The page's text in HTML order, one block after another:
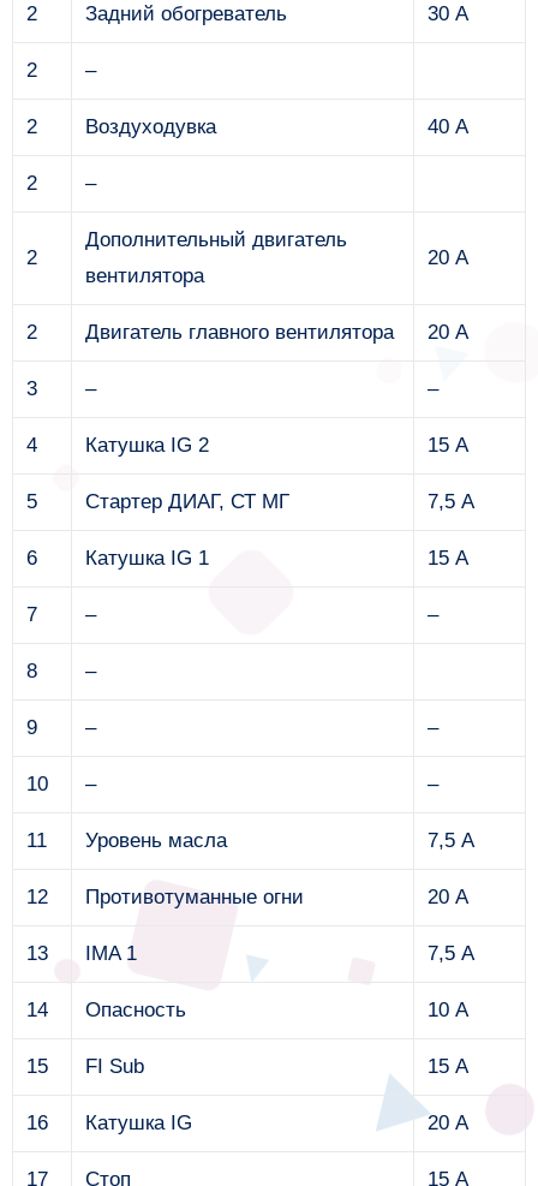
2 Задний обогреватель 30 А
2 –
2 Воздуходувка 40 А
2 –
2
Дополнительный двигатель
вентилятора
20 А
2 Двигатель главного вентилятора 20 А
3 – –
4 Катушка IG 2 15 А
5 Стартер ДИАГ, СТ МГ 7,5 А
6 Катушка IG 1 15 А
7 – –
8 –
9 – –
10 – –
11 Уровень масла 7,5 А
12 Противотуманные огни 20 А
13 IMA 1 7,5 А
14 Опасность 10 А
15 FI Sub 15 А
16 Катушка IG 20 А
17 Стоп 15 А